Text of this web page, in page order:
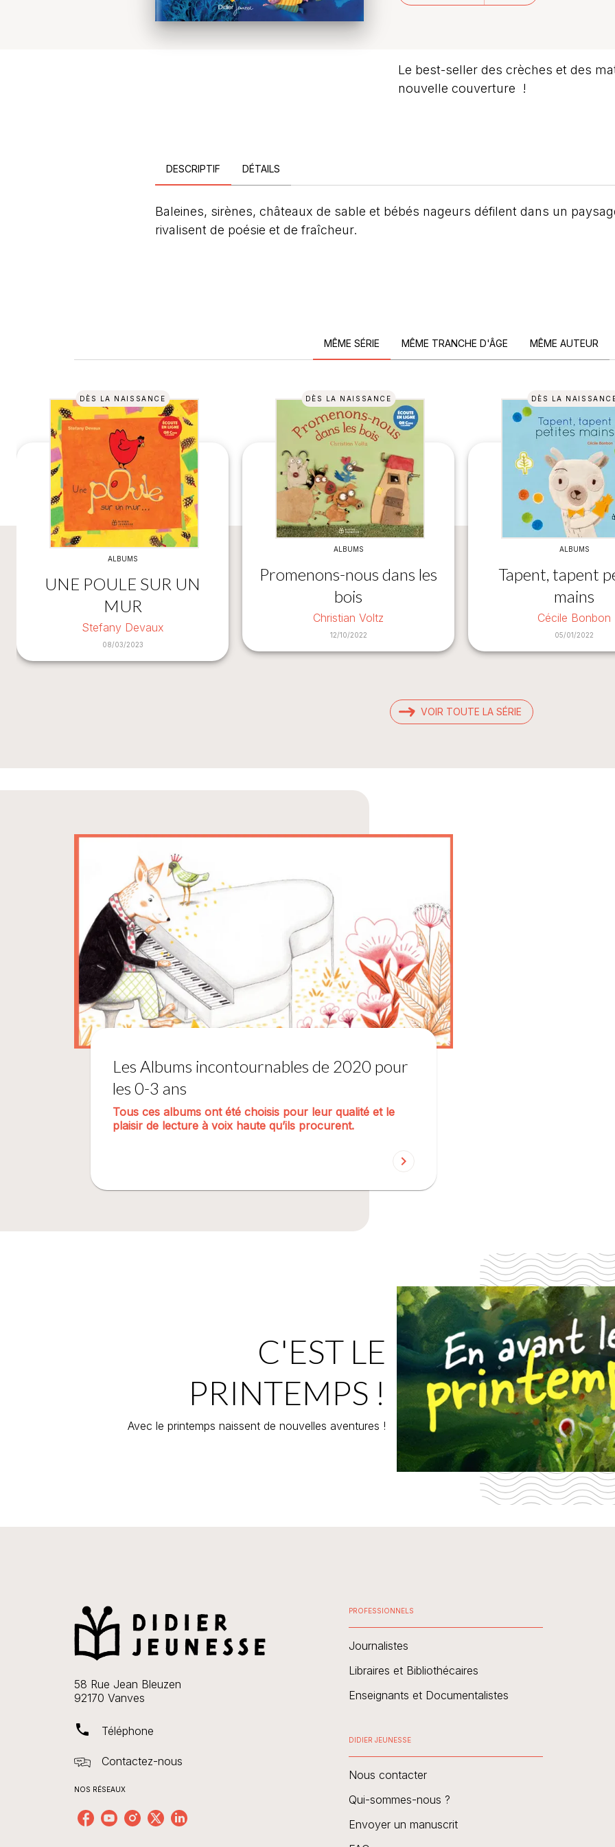
Le best-seller des crèches et des
nouvelle couverture !
DESCRIPTIF DÉTAILS
Baleines, sirènes, châteaux de sable et bébés nageurs défilent dans un
rivalisent de poésie et de fraîcheur.
MÊME SÉRIE MÊME TRANCHE D'ÂGE MÊME AUTEUR
DÈS LA NAISSANCE
ALBUMS
UNE POULE SUR UN
MUR
Stefany Devaux
08/03/2023
DÈS LA NAISSANCE
ALBUMS
Promenons-nous dans les
bois
Christian Voltz
12/10/2022
DÈS LA
ALBUMS
Tapent, tapent
mains
Cécile Bonbon
05/01/2022
VOIR TOUTE LA SÉRIE
Les Albums incontournables de 2020 pour
les 0-3 ans
Tous ces albums ont été choisis pour leur qualité et le
plaisir de lecture à voix haute qu’ils procurent.
chevron_right
C'EST LE
PRINTEMPS !
Avec le printemps naissent de nouvelles aventures !
58 Rue Jean Bleuzen
92170 Vanves
phone Téléphone
Contactez-nous
NOS RÉSEAUX
PROFESSIONNELS
Journalistes
Libraires et Bibliothécaires
Enseignants et Documentalistes
DIDIER JEUNESSE
Nous contacter
Qui-sommes-nous ?
Envoyer un manuscrit